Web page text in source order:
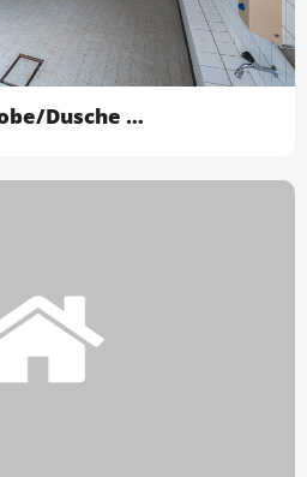
Uettligen - Garderobe/Dusche ohne Turhallen